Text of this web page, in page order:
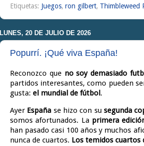
Etiquetas: Juegos, ron gilbert, Thimbleweed
LUNES, 20 DE JULIO DE 2026
Popurrí. ¡Qué viva España!
Reconozco que no soy demasiado
partidos interesantes, como pueden
gusta: el mundial de fútbol.
Ayer España se hizo con su segunda
somos afortunados. La primera
han pasado casi 100 años y muchos
nunca de cuartos. Los temidos cuartos